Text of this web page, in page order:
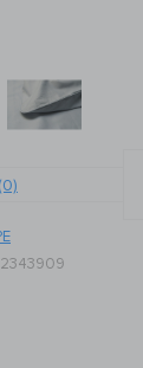
(0)